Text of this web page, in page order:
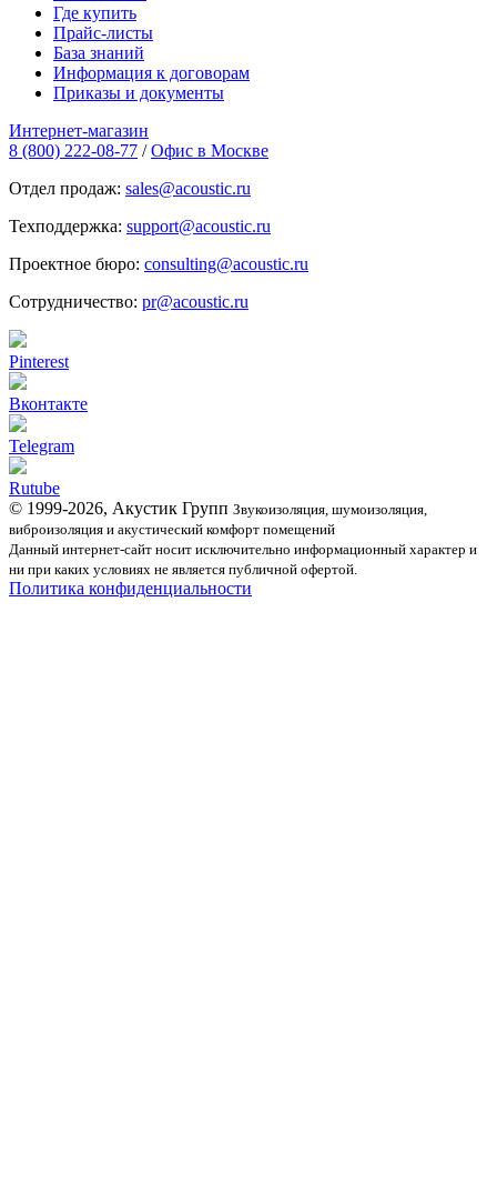
Где купить
Прайс-листы
База знаний
Информация к договорам
Приказы и документы
Интернет-магазин
8 (800) 222-08-77 / Офис в Москве
Отдел продаж: sales@acoustic.ru
Техподдержка: support@acoustic.ru
Проектное бюро: consulting@acoustic.ru
Сотрудничество: pr@acoustic.ru
Pinterest
Вконтакте
Telegram
Rutube
© 1999-2026, Акустик Групп Звукоизоляция, шумоизоляция,
виброизоляция и акустический комфорт помещений
Данный интернет-сайт носит исключительно информационный характер и
ни при каких условиях не является публичной офертой.
Политика конфиденциальности